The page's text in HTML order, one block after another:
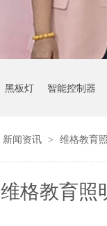
黑板灯 智能控制器
新闻资讯 > 维格教育
维格教育